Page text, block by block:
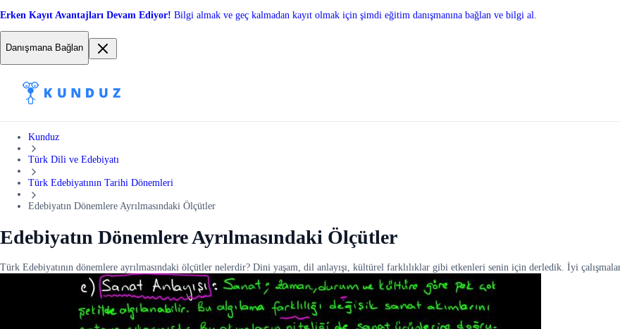
Erken Kayıt Avantajları Devam Ediyor! Bilgi almak ve geç kalmadan kayıt olmak için şimdi eğitim danışmanına bağlan ve bilgi al.
Danışmana Bağlan
Kunduz
Türk Dili ve Edebiyatı
Türk Edebiyatının Tarihi Dönemleri
Edebiyatın Dönemlere Ayrılmasındaki Ölçütler
Edebiyatın Dönemlere Ayrılmasındaki Ölçütler
Türk Edebiyatının dönemlere ayrılmasındaki ölçütler nelerdir? Dini yaşam, dil anlayışı, kültürel farklılıklar gibi etkenleri senin için derledik. İyi